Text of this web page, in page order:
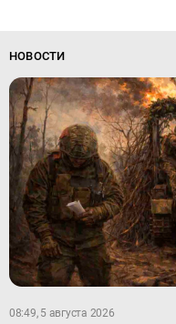
НОВОСТИ
08:49, 5 августа 2026